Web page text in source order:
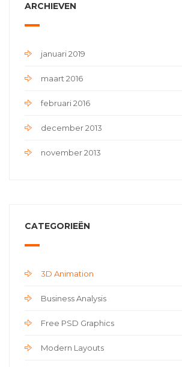
ARCHIEVEN
januari 2019
maart 2016
februari 2016
december 2013
november 2013
CATEGORIEËN
3D Animation
Business Analysis
Free PSD Graphics
Modern Layouts